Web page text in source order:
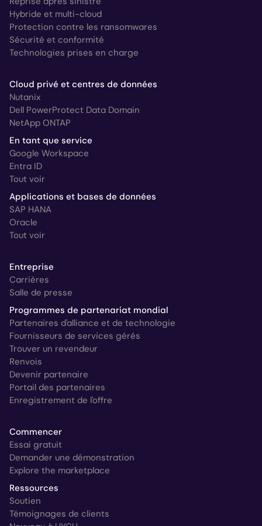
Hybride et multi-cloud
Protection contre les ransomwares
Sécurité et conformité
Technologies prises en charge
Cloud privé et centres de données
Nutanix
Dell PowerProtect Data Domain
NetApp ONTAP
En tant que service
Google Workspace
Entra ID
Tout voir
Applications et bases de données
SAP HANA
Oracle
Tout voir
Entreprise
Carrières
Salle de presse
Programmes de partenariat mondial
Partenaires d'alliance et de technologie
Fournisseurs de services gérés
Trouver un revendeur
Renvois
Devenir partenaire
Portail des partenaires
Enregistrement de l'offre
Commencer
Essai gratuit
Demander une démonstration
Explore the marketplace
Ressources
Soutien
Témoignages de clients